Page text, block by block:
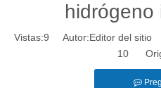
hidrógeno
Vistas:9 Autor:Editor del sitio
10